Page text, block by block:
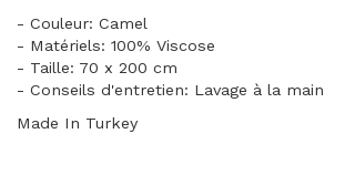
- Couleur: Camel
- Matériels: 100% Viscose
- Taille: 70 x 200 cm
- Conseils d'entretien: Lavage à la main
Made In Turkey